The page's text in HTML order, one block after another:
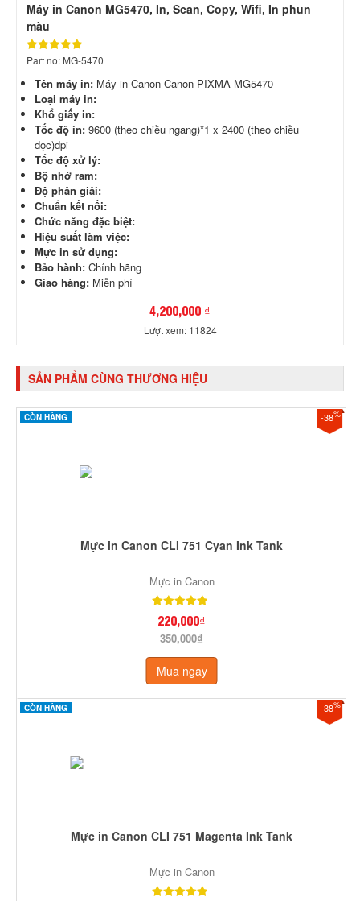
Máy in Canon MG5470, In, Scan, Copy, Wifi, In phun
màu
Part no: MG-5470
Tên máy in: Máy in Canon Canon PIXMA MG5470
Loại máy in:
Khổ giấy in:
Tốc độ in: 9600 (theo chiều ngang)*1 x 2400 (theo chiều
dọc)dpi
Tốc độ xử lý:
Bộ nhớ ram:
Độ phân giải:
Chuẩn kết nối:
Chức năng đặc biệt:
Hiệu suất làm việc:
Mực in sử dụng:
Bảo hành: Chính hãng
Giao hàng: Miễn phí
4,200,000 ₫
Lượt xem: 11824
SẢN PHẨM CÙNG THƯƠNG HIỆU
-38%
CÒN HÀNG
Mực in Canon CLI 751 Cyan Ink Tank
Mực in Canon
220,000₫
350,000₫
Mua ngay
-38%
CÒN HÀNG
Mực in Canon CLI 751 Magenta Ink Tank
Mực in Canon